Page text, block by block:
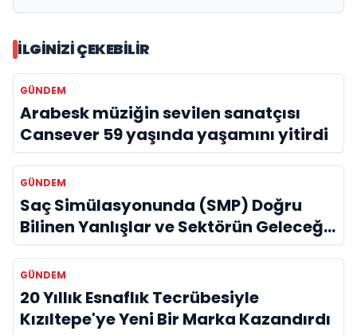
İLGINIZI ÇEKEBILIR
GÜNDEM
Arabesk müziğin sevilen sanatçısı
Cansever 59 yaşında yaşamını yitirdi
GÜNDEM
Saç Simülasyonunda (SMP) Doğru
Bilinen Yanlışlar ve Sektörün Geleceği:
Onur Akdeniz ile Özel Röportaj
GÜNDEM
20 Yıllık Esnaflık Tecrübesiyle
Kızıltepe'ye Yeni Bir Marka Kazandırdı